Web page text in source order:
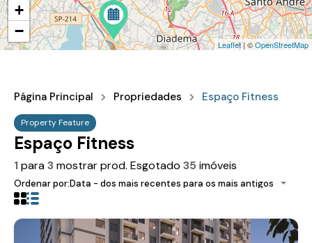
+
−
Leaflet| ©OpenStreetMap
Página Principal Propriedades Espaço Fitness
Property Feature
Espaço Fitness
1para3mostrar prod. Esgotado 35 imóveis
Ordenar por:Data - dos mais recentes para os mais antigos